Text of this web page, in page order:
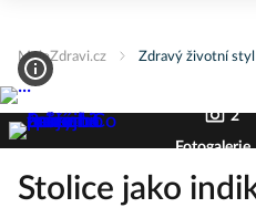
MojeZdravi.cz Zdravý životní styl
2
Fotogalerie
Stolice jako